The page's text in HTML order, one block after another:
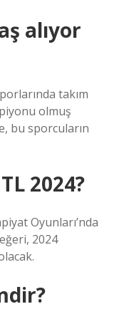
alıyor
takım
olmuş
bu sporcuların
2024?
Oyunları’nda
2024